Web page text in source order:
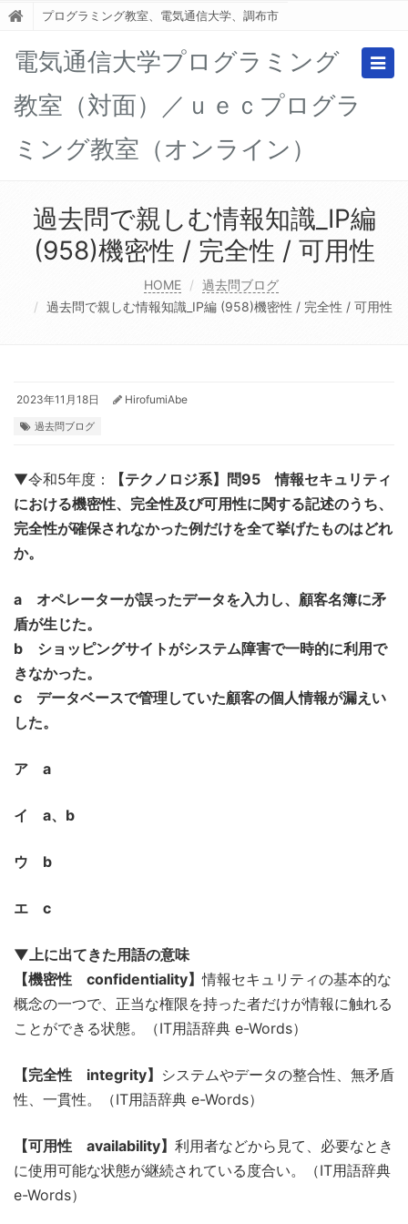
プログラミング教室、電気通信大学、調布市
電気通信大学プログラミング
教室（対面）／ｕｅｃプログラ
ミング教室（オンライン）
過去問で親しむ情報知識_IP編
(958)機密性 / 完全性 / 可用性
HOME
過去問ブログ
過去問で親しむ情報知識_IP編 (958)機密性 / 完全性 / 可用性
2023年11月18日 HirofumiAbe
過去問ブログ
▼令和5年度：
【テクノロジ系】問95 情報セキュリティ
における機密性、完全性及び可用性に関する記述のうち、
完全性が確保されなかった例だけを全て挙げたものはどれ
か。
a オペレーターが誤ったデータを入力し、顧客名簿に矛
盾が生じた。
b ショッピングサイトがシステム障害で一時的に利用で
きなかった。
c データベースで管理していた顧客の個人情報が漏えい
した。
ア a
イ a、b
ウ b
エ c
▼上に出てきた用語の意味
【機密性 confidentiality】情報セキュリティの基本的な
概念の一つで、正当な権限を持った者だけが情報に触れる
ことができる状態。（IT用語辞典 e-Words）
【完全性 integrity】 システムやデータの整合性、無矛盾
性、一貫性。（IT用語辞典 e-Words）
【可用性 availability】 利用者などから見て、必要なとき
に使用可能な状態が継続されている度合い。（IT用語辞典
e-Words）